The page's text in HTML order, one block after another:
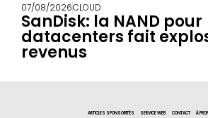
07/08/2026CLOUD
SanDisk: la NAND pour
datacenters fait
revenus
ARTICLES SPONSORITÉS SERVICE WEB CONTACT À